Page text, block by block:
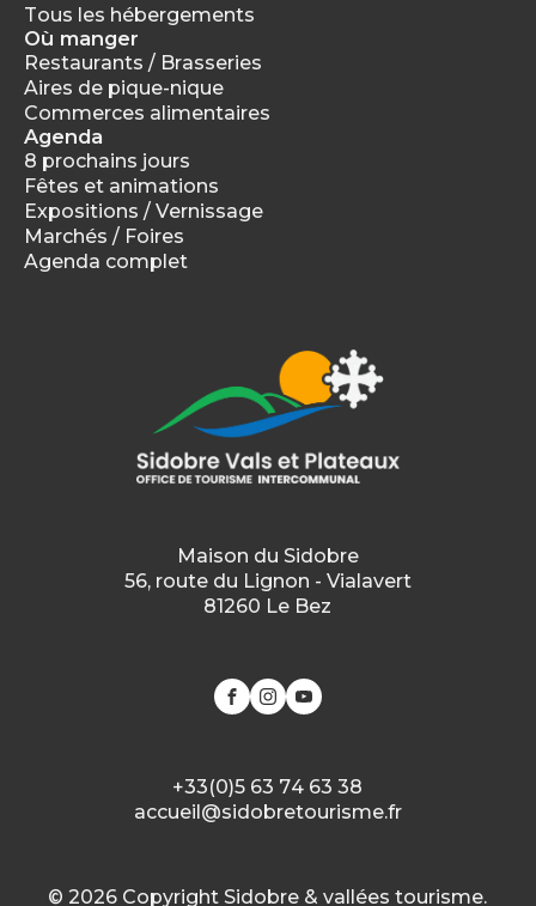
Tous les hébergements
Où manger
Restaurants / Brasseries
Aires de pique-nique
Commerces alimentaires
Agenda
8 prochains jours
Fêtes et animations
Expositions / Vernissage
Marchés / Foires
Agenda complet
Maison du Sidobre
56, route du Lignon - Vialavert
81260 Le Bez
+33(0)5 63 74 63 38
accueil@sidobretourisme.fr
© 2026 Copyright Sidobre & vallées tourisme.